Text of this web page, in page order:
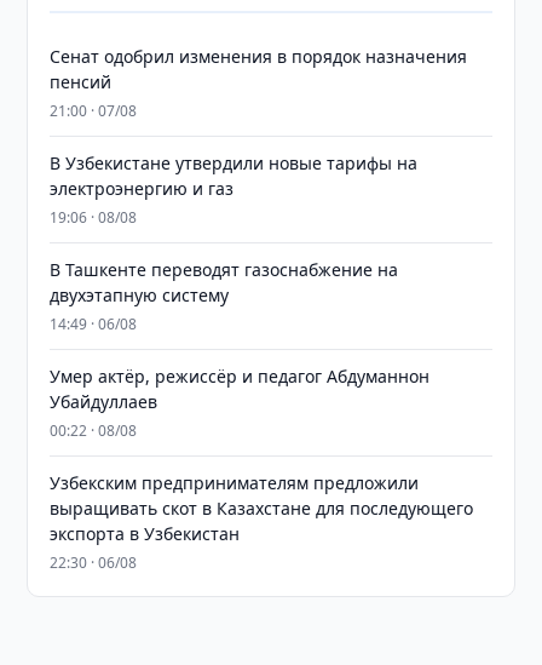
Сенат одобрил изменения в порядок назначения
пенсий
21:00 · 07/08
В Узбекистане утвердили новые тарифы на
электроэнергию и газ
19:06 · 08/08
В Ташкенте переводят газоснабжение на
двухэтапную систему
14:49 · 06/08
Умер актёр, режиссёр и педагог Абдуманнон
Убайдуллаев
00:22 · 08/08
Узбекским предпринимателям предложили
выращивать скот в Казахстане для последующего
экспорта в Узбекистан
22:30 · 06/08